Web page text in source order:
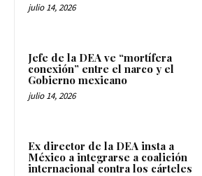
julio 14, 2026
Jefe de la DEA ve “mortífera
conexión” entre el narco y el
Gobierno mexicano
julio 14, 2026
Ex director de la DEA insta a
México a integrarse a coalición
internacional contra los cárteles